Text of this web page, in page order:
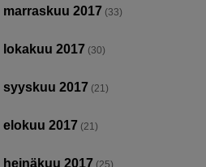
marraskuu 2017 (33)
lokakuu 2017 (30)
syyskuu 2017 (21)
elokuu 2017 (21)
heinäkuu 2017 (25)